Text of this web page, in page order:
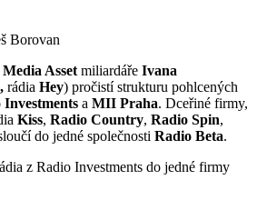
Borovan
Assetmiliardáře Ivana
rádia Hey) pročistí strukturu pohlcených
Investments a MII Praha. Dceřiné firmy,
Kiss, Radio Country, Radio Spin,
do jedné společnosti Radio Beta.